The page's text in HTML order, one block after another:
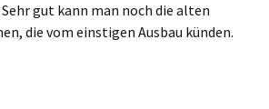
gut kann man noch die alten
die vom einstigen Ausbau künden.